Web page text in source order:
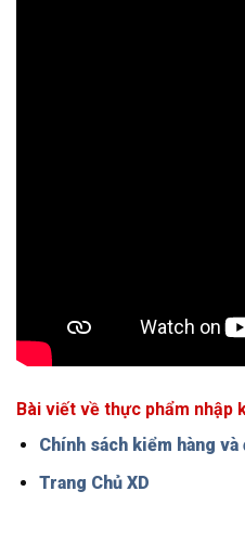
Bài viết về thực phẩm nhập
Chính sách kiểm hàng
Trang Chủ XD